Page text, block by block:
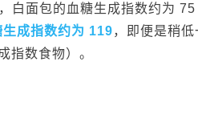
白面包的血糖生成指数约为
生成指数约为 119，即便是稍
指数食物）。